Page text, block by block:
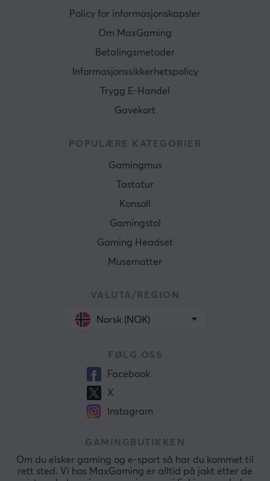
Policy for informasjonskapsler
Om MaxGaming
Betalingsmetoder
Informasjonssikkerhetspolicy
Trygg E-Handel
Gavekort
POPULÆRE KATEGORIER
Gamingmus
Tastatur
Konsoll
Gamingstol
Gaming Headset
Musematter
VALUTA/REGION
Norsk (NOK)
FØLG OSS
Facebook
X
Instagram
GAMINGBUTIKKEN
Om du elsker gaming og e-sport så har du kommet til
rett sted. Vi hos MaxGaming er alltid på jakt etter de